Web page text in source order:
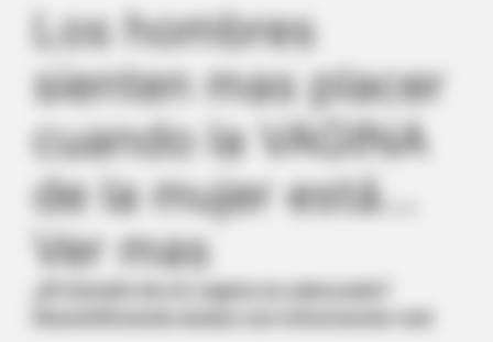
Los hombres
sienten mas placer
cuando la VAGINA
de la mujer está…
Ver mas